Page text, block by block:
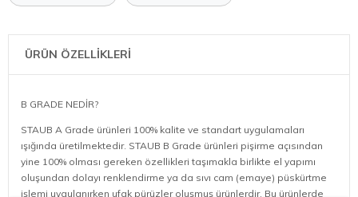
ÜRÜN ÖZELLİKLERİ
B GRADE NEDİR?
STAUB A Grade ürünleri 100% kalite ve standart uygulamaları
ışığında üretilmektedir. STAUB B Grade ürünleri pişirme açısından
yine 100% olması gereken özellikleri taşımakla birlikte el yapımı
oluşundan dolayı renklendirme ya da sıvı cam (emaye) püskürtme
işlemi uygulanırken ufak pürüzler oluşmuş ürünlerdir. Bu ürünlerde